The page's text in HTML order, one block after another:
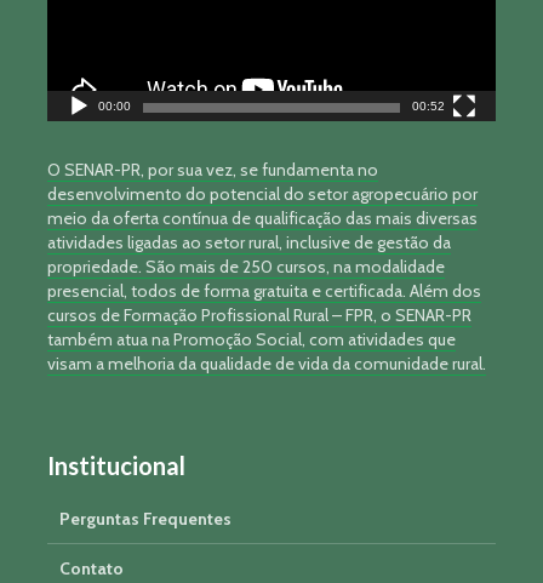
00:00 00:52
O SENAR-PR, por sua vez, se fundamenta no
desenvolvimento do potencial do setor agropecuário por
meio da oferta contínua de qualificação das mais diversas
atividades ligadas ao setor rural, inclusive de gestão da
propriedade. São mais de 250 cursos, na modalidade
presencial, todos de forma gratuita e certificada. Além dos
cursos de Formação Profissional Rural – FPR, o SENAR-PR
também atua na Promoção Social, com atividades que
visam a melhoria da qualidade de vida da comunidade rural.
Institucional
Perguntas Frequentes
Contato